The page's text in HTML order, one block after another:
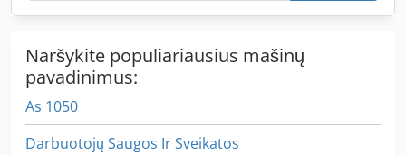
Naršykite populiariausius mašinų
pavadinimus:
As 1050
Darbuotojų Saugos Ir Sveikatos